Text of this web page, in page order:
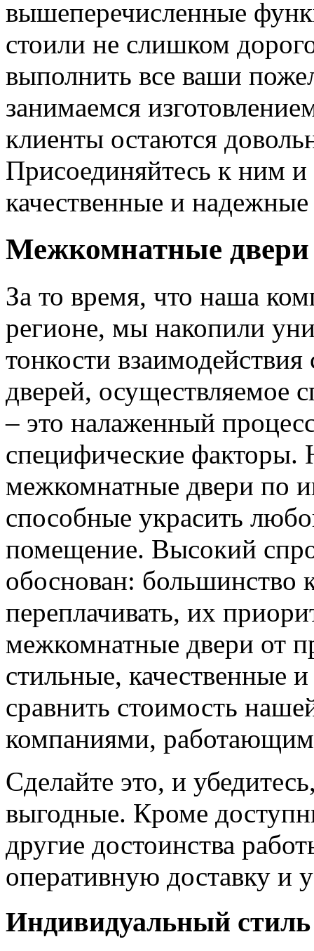
вышеперечисленные
стоили не слишком
выполнить все ваши
занимаемся
клиенты остаются
Присоединяйтесь к ним
качественные и
Межкомнатные двери
За то время, что наша
регионе, мы накопили
тонкости
дверей, осуществляемое
– это налаженный
специфические
межкомнатные двери по
способные украсить
помещение. Высокий
обоснован: большинство
переплачивать, их
межкомнатные двери от
стильные, качественные
сравнить стоимость
компаниями,
Сделайте это, и
выгодные. Кроме
другие достоинства
оперативную доставку и
Индивидуальный стиль